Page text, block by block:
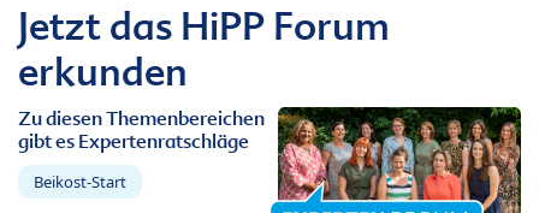
Jetzt das HiPP Forum
erkunden
Zu diesen Themenbereichen
gibt es Expertenratschläge
Beikost-Start